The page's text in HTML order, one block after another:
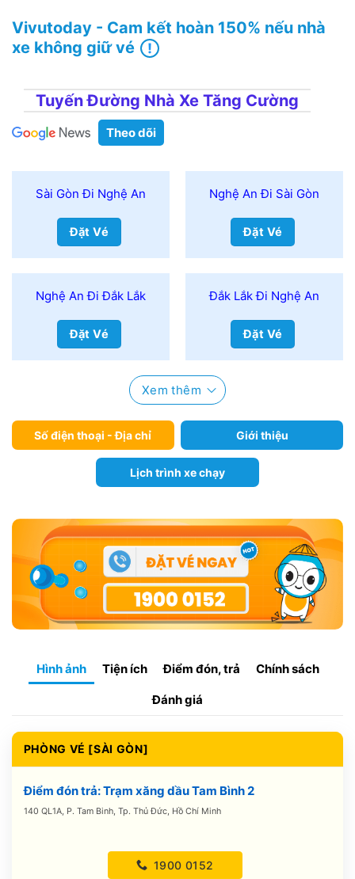
Vivutoday - Cam kết hoàn 150% nếu nhà
xe không giữ vé
Tuyến Đường Nhà Xe Tăng Cường
Theo dõi
Sài Gòn Đi Nghệ An
Đặt Vé
Nghệ An Đi Sài Gòn
Đặt Vé
Nghệ An Đi Đắk Lắk
Đặt Vé
Đắk Lắk Đi Nghệ An
Đặt Vé
Xem thêm
Số điện thoại - Địa chỉ Giới thiệu
Lịch trình xe chạy
Hình ảnh Tiện ích Điểm đón, trả Chính sách
Đánh giá
PHÒNG VÉ [SÀI GÒN]
Điểm đón trả: Trạm xăng dầu Tam Bình 2
140 QL1A, P. Tam Binh, Tp. Thủ Đức, Hồ Chí Minh
1900 0152